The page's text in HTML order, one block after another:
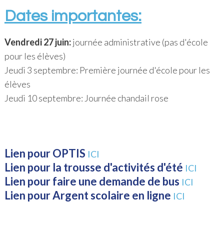
Dates importantes:
Vendredi 27 juin:journée administrative (pas d'école
pour les élèves)
Jeudi 3 septembre: Première journée d'école pour les
élèves
Jeudi 10 septembre: Journée chandail rose
Lien pour OPTIS ICI
Lien pour la trousse d'activités d'été ICI
Lien pour faire une demande de bus ICI
Lien pour Argent scolaire en ligne ICI